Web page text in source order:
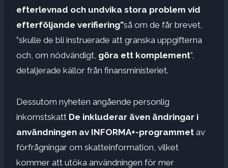
efterlevnad och undvika stora problem vid
efterföljande verifiering”så om de får brevet,
”skulle de bli instruerade att granska uppgifterna
och, om nödvändigt, göra ett komplement”,
detaljerade källor från finansministeriet.
Dessutom nyheten angående personlig
inkomstskatt De inkluderar även ändringar i
användningen av INFORMA+-programmet av
förfrågningar om skatteinformation, vilket
kommer att utöka användningen för mer